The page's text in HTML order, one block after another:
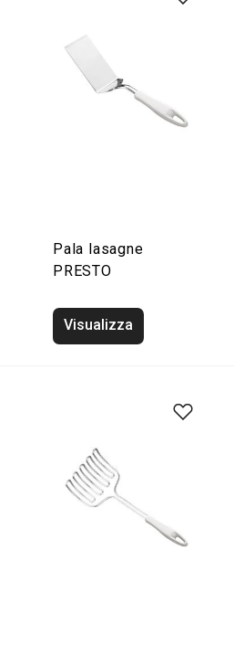
Pala lasagne
PRESTO
Visualizza